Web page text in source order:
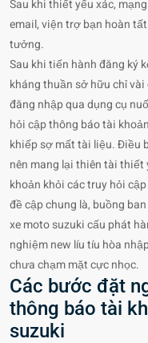
Sau khi thiết yếu xác,
email, viện trợ bạn hoàn
tưởng.
Sau khi tiến hành đăng ký
kháng thuần sở hữu chỉ
đăng nhập qua dụng cụ
hỏi cập thông báo tài
khiếp sợ mất tài liệu. Điều
nên mang lại thiên tài thiết
khoản khỏi các truy hỏi
đề cập chung là, buồng
xe moto suzuki cấu phát
nghiệm new líu tíu hòa
chưa chạm mặt cực nhọc.
Các bước đặt
thông báo tài
suzuki